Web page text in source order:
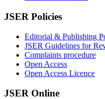
JSER Policies
Editorial & Publishing
JSER Guidelines for
Complaints procedure
Open Access
Open Access Licence
JSER Online